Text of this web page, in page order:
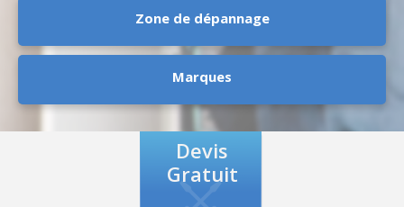
Zone de dépannage
Marques
Devis
Gratuit